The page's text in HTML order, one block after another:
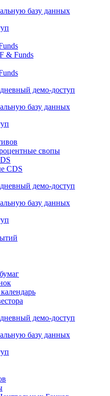
базу данных
& Funds
базу данных
свопы
CDS
базу данных
базу данных